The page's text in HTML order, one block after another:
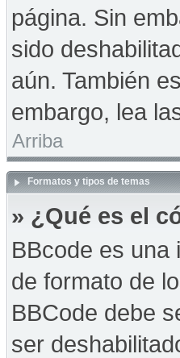
página. Sin
sido
aún. También
embargo, lea
Arriba
Formatos y tipos de temas
» ¿Qué es el
BBcode es una
de formato de
BBCode debe
ser